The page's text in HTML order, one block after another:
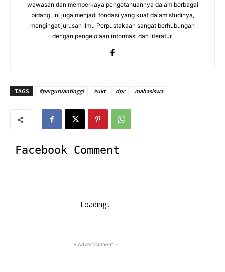
wawasan dan memperkaya pengetahuannya dalam berbagai
bidang. Ini juga menjadi fondasi yang kuat dalam studinya,
mengingat jurusan Ilmu Perpustakaan sangat berhubungan
dengan pengelolaan informasi dan literatur.
TAGS #perguruantinggi #ukt dpr mahasiswa
Facebook Comment
Loading...
- Advertisement -